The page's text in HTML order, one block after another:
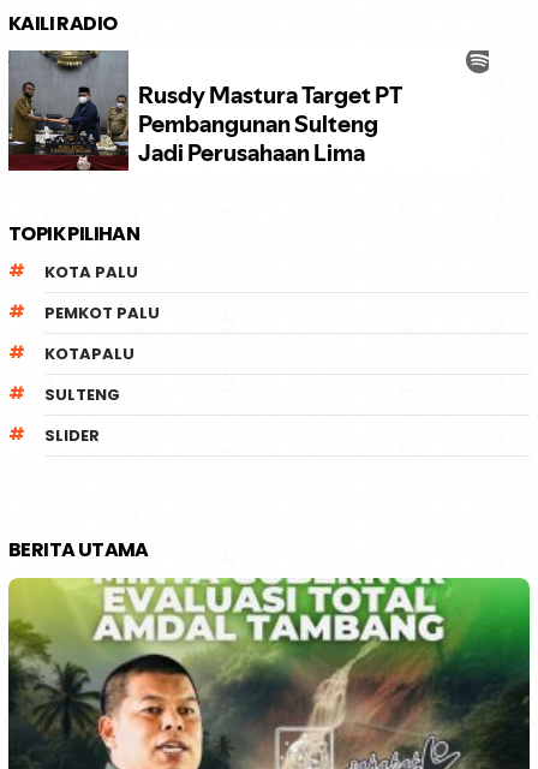
KAILI RADIO
TOPIK PILIHAN
KOTA PALU
PEMKOT PALU
KOTAPALU
SULTENG
SLIDER
BERITA UTAMA